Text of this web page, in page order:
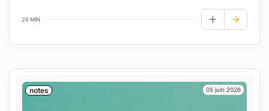
20 MIN
AJOUTER
notes 05 juin 2026